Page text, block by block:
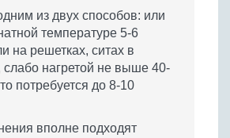
из двух способов: или
температуре 5-6
на решетках, ситах в
слабо нагретой не выше 40-
потребуется до 8-10
вполне подходят